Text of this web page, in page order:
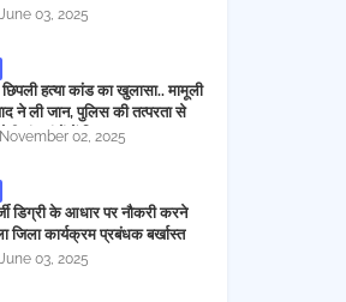
June 03, 2025
छिपली हत्या कांड का खुलासा.. मामूली
ने ली जान, पुलिस की तत्परता से
चंद घंटों में गिरफ्तार
November 02, 2025
डिग्री के आधार पर नौकरी करने
जिला कार्यक्रम प्रबंधक बर्खास्त
June 03, 2025